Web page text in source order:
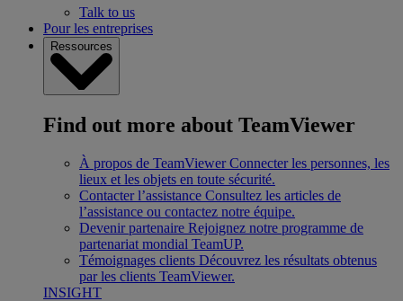
Talk to us
Pour les entreprises
Ressources
Find out more about TeamViewer
À propos de TeamViewer Connecter les personnes, les
lieux et les objets en toute sécurité.
Contacter l’assistance Consultez les articles de
l’assistance ou contactez notre équipe.
Devenir partenaire Rejoignez notre programme de
partenariat mondial TeamUP.
Témoignages clients Découvrez les résultats obtenus
par les clients TeamViewer.
INSIGHT